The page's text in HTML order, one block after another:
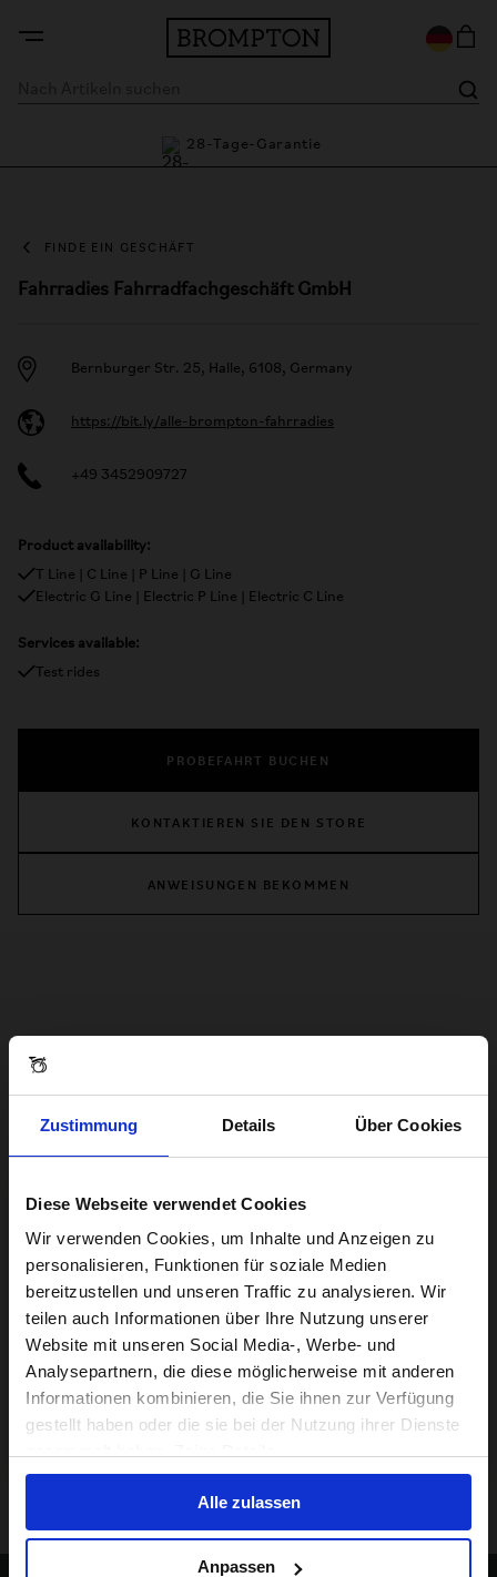
Zustimmung Details Über Cookies
Diese Webseite verwendet Cookies
Wir verwenden Cookies, um Inhalte und Anzeigen zu
personalisieren, Funktionen für soziale Medien
bereitzustellen und unseren Traffic zu analysieren. Wir
teilen auch Informationen über Ihre Nutzung unserer
Website mit unseren Social Media-, Werbe- und
Analysepartnern, die diese möglicherweise mit anderen
Informationen kombinieren, die Sie ihnen zur Verfügung
gestellt haben oder die sie bei der Nutzung ihrer Dienste
Alle zulassen
Anpassen
28-Tage-Garantie
FINDE EIN GESCHÄFT
Fahrradies Fahrradfachgeschäft GmbH
Bernburger Str. 25, Halle, 6108, Germany
https://bit.ly/alle-brompton-fahrradies
+49 3452909727
Product availability:
T Line | C Line | P Line | G Line
Electric G Line | Electric P Line | Electric C Line
Services available:
Test rides
PROBEFAHRT BUCHEN
KONTAKTIEREN SIE DEN STORE
ANWEISUNGEN BEKOMMEN
Visiting from the United States?
For a better experience, please visit our:
US website
No, stay here